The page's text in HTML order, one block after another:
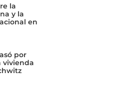
la
y la
en
por
vivienda